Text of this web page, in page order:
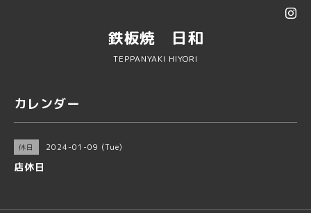
鉄板焼 日和
TEPPANYAKI HIYORI
カレンダー
休日 2024-01-09 (Tue)
店休日